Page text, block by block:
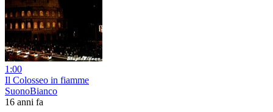
1:00
Il Colosseo in fiamme
SuonoBianco
16 anni fa